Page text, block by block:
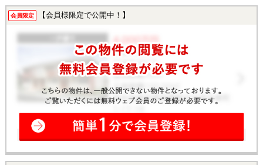
会員限定 【会員様限定で公開中！】